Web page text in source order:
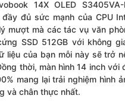
14X OLED S3405VA-
đầy đủ sức mạnh của CPU
mượt mà các tác vụ văn
SSD 512GB với không
liệu của bạn mỗi này sẽ trở
thời, màn hình 14 inch với
mang lại trải nghiệm hình
và chân thực nhất.